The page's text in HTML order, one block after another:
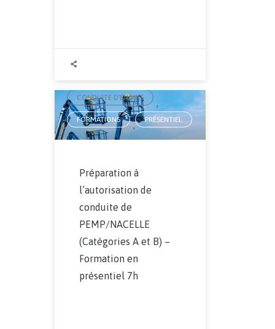
CONDUITE D'ENGINS ,
FORMATIONS , PRÉSENTIEL
Préparation à
l’autorisation de
conduite de
PEMP/NACELLE
(Catégories A et B) –
Formation en
présentiel 7h